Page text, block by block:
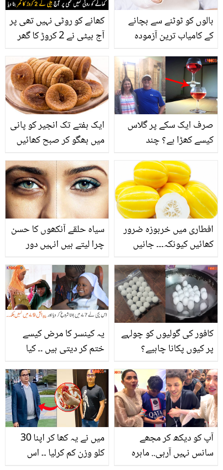
کھانے کو روٹی نہیں تھی پر
آج بیٹی نے 2 کروڑ کا گھر
الیزا سحر والدین کو کیسے
غربت سے نکال لائی؟
دیکھیں
بالوں کو ٹوٹنے سے بچانے
کے کامیاب ترین آزمودہ
ایک ہفتے تک انجیر کو پانی
میں بھگو کر صبح کھائیں
آتی ہے؟
صرف ایک سکے پر گلاس
کیسے کھڑا ہے؟ چند
چھپے راز آپ کو بھی
حیران کر دیں
سیاہ حلقے آنکھوں کا حسن
چرا لیتے ہیں انہیں دور
8بہترین ٹوٹکے
افطاری میں خربوزہ ضرور
کھائیں کیونکہ۔۔۔ جانیں
فوائد جن سے آپ اب تک
لاعلم ہیں
یہ کینسر کا مرض کیسے
ختم کر دیتی ہیں ۔۔ کیا
پاس خاص طاقت ہے جو ہر
بیمار ان سے ٹھیک ہونے کا
دعویٰ کرتا ہے؟ ویڈیو
کافور کی گولیوں کو چولہے
پر کیوں پکانا چاہیے؟
انوکھی ٹرک جو آپ بھی
آزما سکتے ہیں
میں نے یہ کھا کر اپنا 30
کلو وزن کم کرلیا ۔۔ اس
آپ کو دیکھ کر مجھے
سانس نہیں آرہی.. ماہرہ